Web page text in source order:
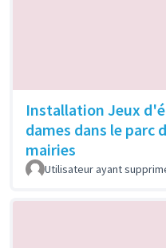
Installation Jeux
dames dans le parc
mairies
Utilisateur ayant